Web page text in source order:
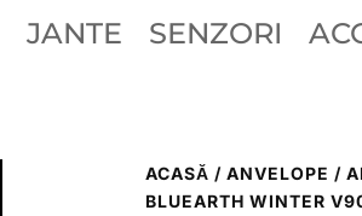
JANTE SENZORI
ACASĂ / ANVELOPE /
BLUEARTH WINTER